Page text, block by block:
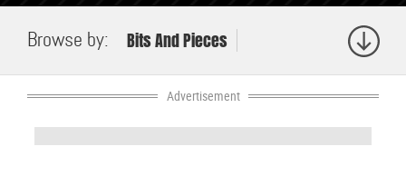
Browse by:
Bits And Pieces
Concept Cars And Future Trends
Tips & Hints
About Us
Face 2 Face
Mish Masmouh
Advertisement